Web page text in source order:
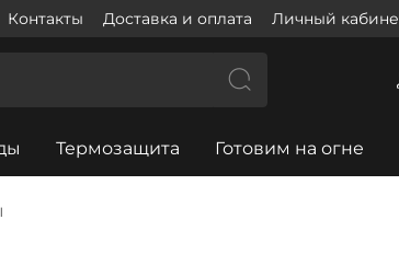
Контакты Доставка и оплата Личный
Термозащита Готовим на огне